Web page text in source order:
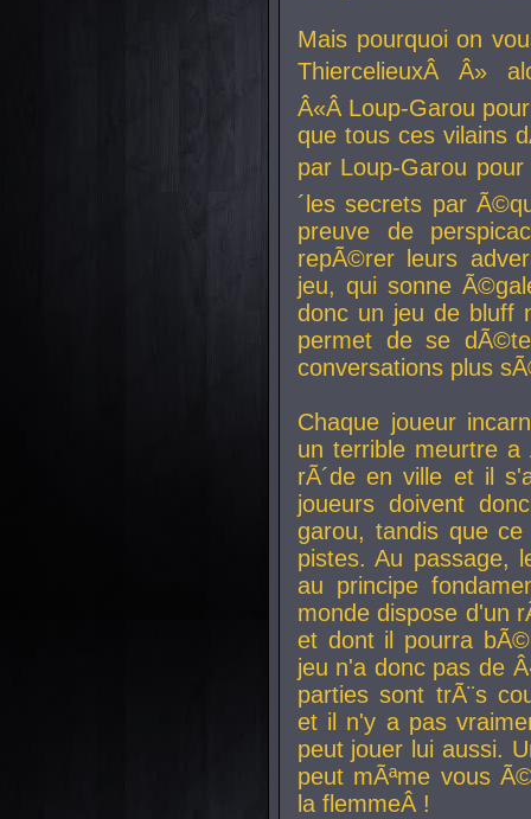
Mais pourquoi on
ThiercelieuxÂ Â»
Â«Â Loup-Garou
que tous ces vilains
par Loup-Garou
´les secrets par
preuve de
repÃ©rer leurs
jeu, qui sonne
donc un jeu de bluff
permet de se
conversations plus
Chaque joueur
un terrible meurtre
rÃ´de en ville et il
joueurs doivent
garou, tandis que
pistes. Au passage,
au principe
monde dispose d'un
et dont il pourra
jeu n'a donc pas de
parties sont trÃ¨s
et il n'y a pas
peut jouer lui aussi.
peut mÃªme vous
la flemmeÂ !